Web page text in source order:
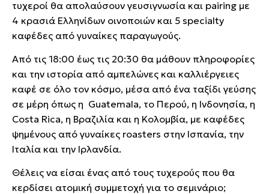
τυχεροί θα απολαύσουν γευσιγνωσία και pairing με
4 κρασιά Ελληνίδων οινοποιών και 5 specialty
καφέδες από γυναίκες παραγωγούς.
Από τις 18:00 έως τις 20:30 θα μάθουν πληροφορίες
και την ιστορία από αμπελώνες και καλλιέργειες
καφέ σε όλο τον κόσμο, μέσα από ένα ταξίδι γεύσης
σε μέρη όπως η Guatemala, το Περού, η Ινδονησία, η
Costa Rica, η Βραζιλία και η Κολομβία, με καφέδες
ψημένους από γυναίκες roasters στην Ισπανία, την
Ιταλία και την Ιρλανδία.
Θέλεις να είσαι ένας από τους τυχερούς που θα
κερδίσει ατομική συμμετοχή για το σεμινάριο;